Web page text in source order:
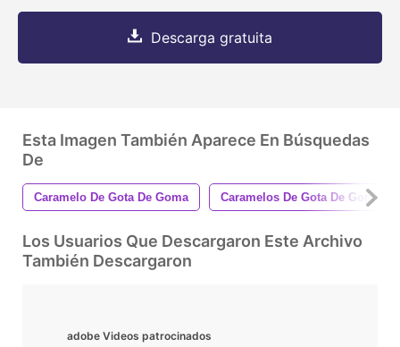
Descarga gratuita
Esta Imagen También Aparece En Búsquedas
De
Caramelo De Gota De Goma Caramelos De Gota De Goma
Los Usuarios Que Descargaron Este Archivo
También Descargaron
adobe Videos patrocinados